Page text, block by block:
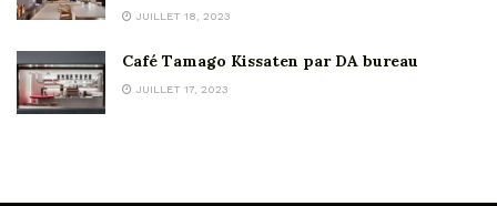
JUILLET 18, 2023
Café Tamago Kissaten par DA bureau
JUILLET 17, 2023